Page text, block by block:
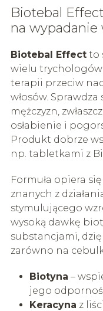
Biotebal
na wypadanie
Biotebal Effectto
wielu trychologów
terapii przeciw
włosów.
mężczyzn,
osłabienie i
Produkt dobrze
np. tabletkami z
Formuła opiera
znanych z
stymulującego
wysoką dawkę
substancjami,
zarówno na
Biotyna –
jego
Keracyna z